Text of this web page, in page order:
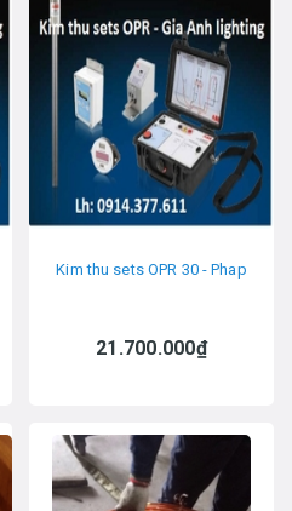
Kim thu sets OPR 30 - Phap
21.700.000₫